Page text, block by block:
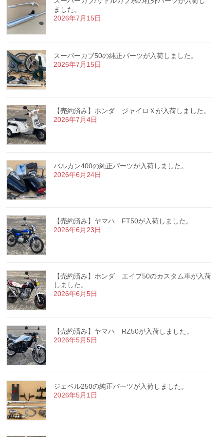
ました。
2026年7月15日
スーパーカブ50の純正パーツが入荷しました。
2026年7月15日
【売約済み】ホンダ ジャイロＸが入荷しました。
2026年7月4日
バルカン400の純正パーツが入荷しました。
2026年6月24日
【売約済み】ヤマハ FT50が入荷しました。
2026年6月23日
【売約済み】ホンダ エイプ50のカスタム車が入荷
しました。
2026年6月5日
【売約済み】ヤマハ RZ50が入荷しました。
2026年5月5日
ジェベル250の純正パーツが入荷しました。
2026年5月1日